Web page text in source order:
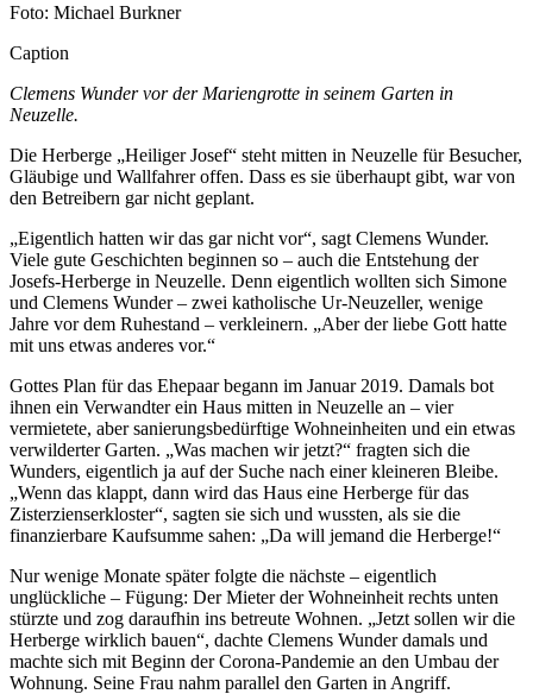
Foto: Michael Burkner
Caption
Clemens Wunder vor der Mariengrotte in seinem Garten in
Neuzelle.
Die Herberge „Heiliger Josef“ steht mitten in Neuzelle für Besucher,
Gläubige und Wallfahrer offen. Dass es sie überhaupt gibt, war von
den Betreibern gar nicht geplant.
„Eigentlich hatten wir das gar nicht vor“, sagt Clemens Wunder.
Viele gute Geschichten beginnen so – auch die Entstehung der
Josefs-Herberge in Neuzelle. Denn eigentlich wollten sich Simone
und Clemens Wunder – zwei katholische Ur-Neuzeller, wenige
Jahre vor dem Ruhestand – verkleinern. „Aber der liebe Gott hatte
mit uns etwas anderes vor.“
Gottes Plan für das Ehepaar begann im Januar 2019. Damals bot
ihnen ein Verwandter ein Haus mitten in Neuzelle an – vier
vermietete, aber sanierungsbedürftige Wohneinheiten und ein etwas
verwilderter Garten. „Was machen wir jetzt?“ fragten sich die
Wunders, eigentlich ja auf der Suche nach einer kleineren Bleibe.
„Wenn das klappt, dann wird das Haus eine Herberge für das
Zisterzienserkloster“, sagten sie sich und wussten, als sie die
finanzierbare Kaufsumme sahen: „Da will jemand die Herberge!“
Nur wenige Monate später folgte die nächste – eigentlich
unglückliche – Fügung: Der Mieter der Wohneinheit rechts unten
stürzte und zog daraufhin ins betreute Wohnen. „Jetzt sollen wir die
Herberge wirklich bauen“, dachte Clemens Wunder damals und
machte sich mit Beginn der Corona-Pandemie an den Umbau der
Wohnung. Seine Frau nahm parallel den Garten in Angriff.